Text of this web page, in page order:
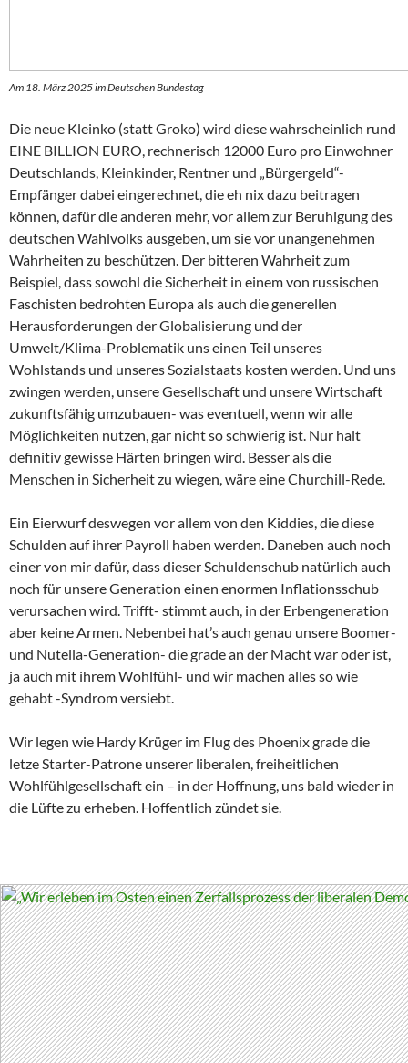
Am 18. März 2025 im Deutschen Bundestag
Die neue Kleinko (statt Groko) wird diese wahrscheinlich rund
EINE BILLION EURO, rechnerisch 12000 Euro pro Einwohner
Deutschlands, Kleinkinder, Rentner und „Bürgergeld“-
Empfänger dabei eingerechnet, die eh nix dazu beitragen
können, dafür die anderen mehr, vor allem zur Beruhigung des
deutschen Wahlvolks ausgeben, um sie vor unangenehmen
Wahrheiten zu beschützen. Der bitteren Wahrheit zum
Beispiel, dass sowohl die Sicherheit in einem von russischen
Faschisten bedrohten Europa als auch die generellen
Herausforderungen der Globalisierung und der
Umwelt/Klima-Problematik uns einen Teil unseres
Wohlstands und unseres Sozialstaats kosten werden. Und uns
zwingen werden, unsere Gesellschaft und unsere Wirtschaft
zukunftsfähig umzubauen- was eventuell, wenn wir alle
Möglichkeiten nutzen, gar nicht so schwierig ist. Nur halt
definitiv gewisse Härten bringen wird. Besser als die
Menschen in Sicherheit zu wiegen, wäre eine Churchill-Rede.
Ein Eierwurf deswegen vor allem von den Kiddies, die diese
Schulden auf ihrer Payroll haben werden. Daneben auch noch
einer von mir dafür, dass dieser Schuldenschub natürlich auch
noch für unsere Generation einen enormen Inflationsschub
verursachen wird. Trifft- stimmt auch, in der Erbengeneration
aber keine Armen. Nebenbei hat’s auch genau unsere Boomer-
und Nutella-Generation- die grade an der Macht war oder ist,
ja auch mit ihrem Wohlfühl- und wir machen alles so wie
gehabt -Syndrom versiebt.
Wir legen wie Hardy Krüger im Flug des Phoenix grade die
letze Starter-Patrone unserer liberalen, freiheitlichen
Wohlfühlgesellschaft ein – in der Hoffnung, uns bald wieder in
die Lüfte zu erheben. Hoffentlich zündet sie.